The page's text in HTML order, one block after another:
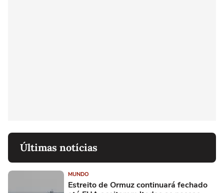
Últimas notícias
MUNDO
Estreito de Ormuz continuará fechado